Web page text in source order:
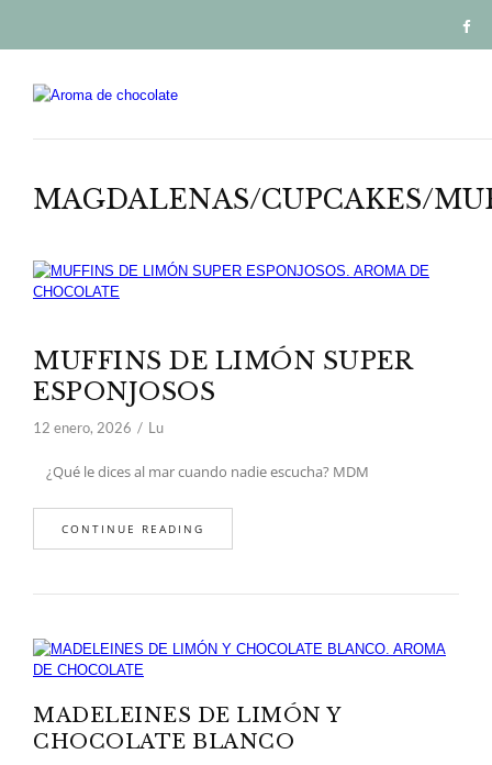
MAGDALENAS/CUPCAKES/
MUFFINS DE LIMÓN SUPER
ESPONJOSOS
12 enero, 2026 Lu
¿Qué le dices al mar cuando nadie escucha? MDM
CONTINUE READING
MADELEINES DE LIMÓN Y
CHOCOLATE BLANCO